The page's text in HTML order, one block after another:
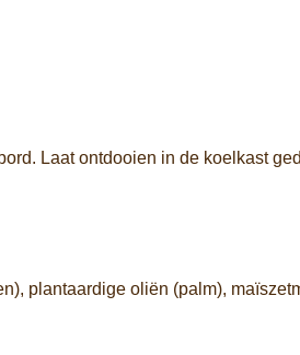
Laat ontdooien in de koelkast
plantaardige oliën (palm),